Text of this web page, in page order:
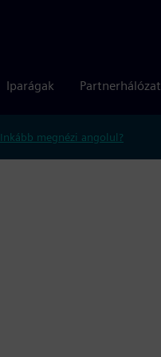
Iparágak Partnerhálózat
Inkább megnézi angolul?